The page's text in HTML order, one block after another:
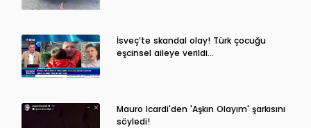
İsveç’te skandal olay! Türk çocuğu
eşcinsel aileye verildi…
Mauro Icardi'den 'Aşkın Olayım' şarkısını
söyledi!